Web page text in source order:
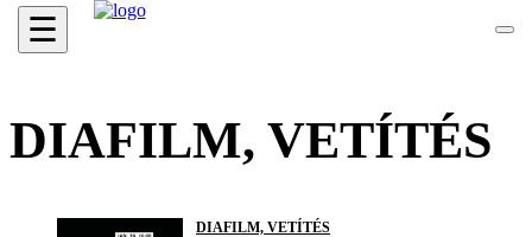
☰
DIAFILM, VETÍTÉS
DIAFILM, VETÍTÉS